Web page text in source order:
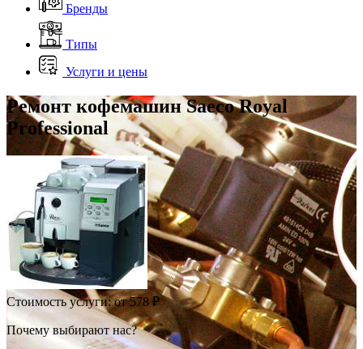
Бренды
Типы
Услуги и цены
Ремонт кофемашин Saeco Royal
Professional
Стоимость услуги:от 578 ₽
Почему выбирают нас?